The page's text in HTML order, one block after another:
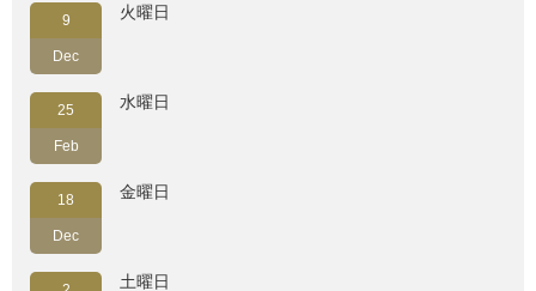
9
Dec
火曜日
25
Feb
水曜日
18
Dec
金曜日
土曜日